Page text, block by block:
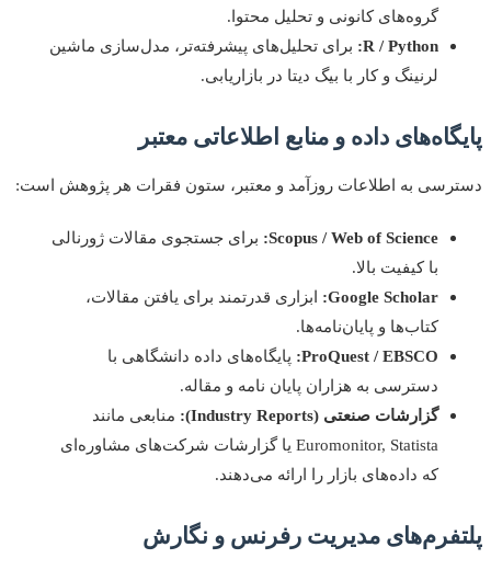
گروه‌های کانونی و تحلیل محتوا.
R / Python: برای تحلیل‌های پیشرفته‌تر، مدل‌سازی ماشین
لرنینگ و کار با بیگ دیتا در بازاریابی.
داده و منابع اطلاعاتی معتبر
به اطلاعات روزآمد و معتبر، ستون فقرات هر پژوهش است:
Scopus / Web of Science: برای جستجوی مقالات ژورنالی
با کیفیت بالا.
Google Scholar: ابزاری قدرتمند برای یافتن مقالات،
کتاب‌ها و پایان‌نامه‌ها.
ProQuest / EBSCO: پایگاه‌های داده دانشگاهی با
دسترسی به هزاران پایان نامه و مقاله.
گزارشات صنعتی (Industry Reports):
منابعی مانند
Euromonitor, Statista یا گزارشات شرکت‌های مشاوره‌ای
که داده‌های بازار را ارائه می‌دهند.
مدیریت رفرنس و نگارش